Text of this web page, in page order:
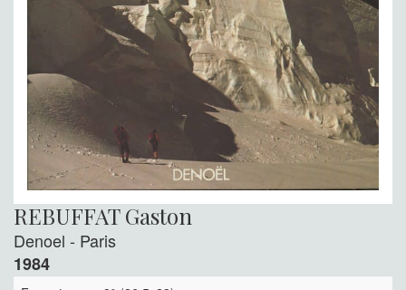
REBUFFAT Gaston
Denoel - Paris
1984